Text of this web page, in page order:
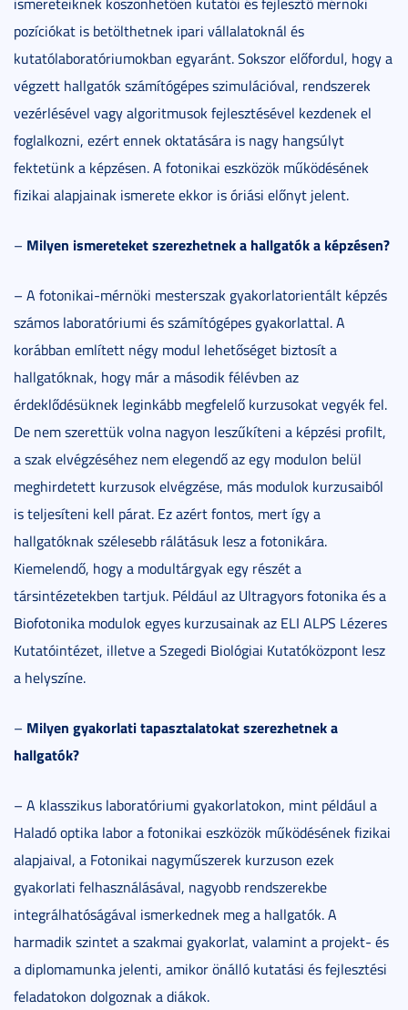
pozíciókat is betölthetnek ipari vállalatoknál és
kutatólaboratóriumokban egyaránt. Sokszor előfordul, hogy a
végzett hallgatók számítógépes szimulációval, rendszerek
vezérlésével vagy algoritmusok fejlesztésével kezdenek el
foglalkozni, ezért ennek oktatására is nagy hangsúlyt
fektetünk a képzésen. A fotonikai eszközök működésének
fizikai alapjainak ismerete ekkor is óriási előnyt jelent.
– Milyen ismereteket szerezhetnek a hallgatók a képzésen?
– A fotonikai-mérnöki mesterszak gyakorlatorientált képzés
számos laboratóriumi és számítógépes gyakorlattal. A
korábban említett négy modul lehetőséget biztosít a
hallgatóknak, hogy már a második félévben az
érdeklődésüknek leginkább megfelelő kurzusokat vegyék fel.
De nem szerettük volna nagyon leszűkíteni a képzési profilt,
a szak elvégzéséhez nem elegendő az egy modulon belül
meghirdetett kurzusok elvégzése, más modulok kurzusaiból
is teljesíteni kell párat. Ez azért fontos, mert így a
hallgatóknak szélesebb rálátásuk lesz a fotonikára.
Kiemelendő, hogy a modultárgyak egy részét a
társintézetekben tartjuk. Például az Ultragyors fotonika és a
Biofotonika modulok egyes kurzusainak az ELI ALPS Lézeres
Kutatóintézet, illetve a Szegedi Biológiai Kutatóközpont lesz
a helyszíne.
– Milyen gyakorlati tapasztalatokat szerezhetnek a
hallgatók?
– A klasszikus laboratóriumi gyakorlatokon, mint például a
Haladó optika labor a fotonikai eszközök működésének fizikai
alapjaival, a Fotonikai nagyműszerek kurzuson ezek
gyakorlati felhasználásával, nagyobb rendszerekbe
integrálhatóságával ismerkednek meg a hallgatók. A
harmadik szintet a szakmai gyakorlat, valamint a projekt- és
a diplomamunka jelenti, amikor önálló kutatási és fejlesztési
feladatokon dolgoznak a diákok.